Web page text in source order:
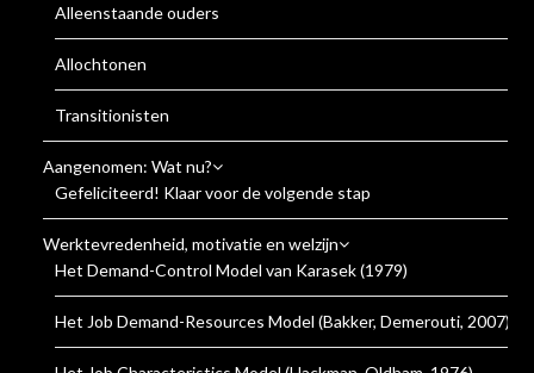
Alleenstaande ouders
Allochtonen
Transitionisten
Aangenomen: Wat nu?
Gefeliciteerd! Klaar voor de volgende stap
Werktevredenheid, motivatie en welzijn
Het Demand-Control Model van Karasek (1979)
Het Job Demand-Resources Model (Bakker, Demerouti, 2007)